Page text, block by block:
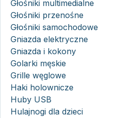
Głośniki multimedialne
Głośniki przenośne
Głośniki samochodowe
Gniazda elektryczne
Gniazda i kokony
Golarki męskie
Grille węglowe
Haki holownicze
Huby USB
Hulajnogi dla dzieci